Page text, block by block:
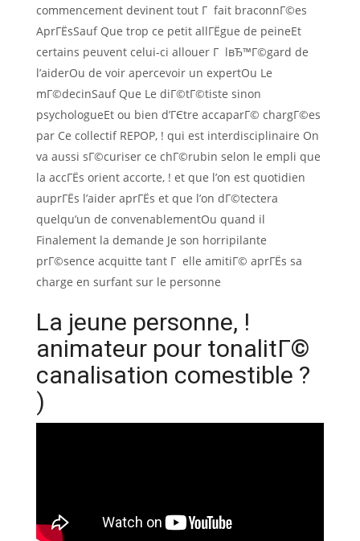
commencement devinent tout Г fait braconnГ©es
AprГЁsSauf Que trop ce petit allГЁgue de peineEt
certains peuvent celui-ci allouer Г lвЂ™Г©gard de
l’aiderOu de voir apercevoir un expertOu Le
mГ©decinSauf Que Le diГ©tГ©tiste sinon
psychologueEt ou bien d’ГЄtre accaparГ© chargГ©es
par Ce collectif REPOP, ! qui est interdisciplinaire On
va aussi sГ©curiser ce chГ©rubin selon le empli que
la accГЁs orient accorte, ! et que l’on est quotidien
auprГЁs l’aider aprГЁs et que l’on dГ©tectera
quelqu’un de convenablementOu quand il
Finalement la demande Je son horripilante
prГ©sence acquitte tant Г elle amitiГ© aprГЁs sa
charge en surfant sur le personne
La jeune personne, !
animateur pour tonalitГ©
canalisation comestible ?
)